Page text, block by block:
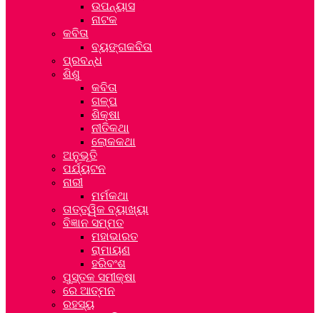
ଉପନ୍ୟାସ
ନାଟକ
କବିତା
ବ୍ୟଙ୍ଗକବିତା
ପ୍ରବନ୍ଧ
ଶିଶୁ
କବିତା
ଗଳ୍ପ
ଶିକ୍ଷା
ନୀତିକଥା
ଲୋକକଥା
ଅନୁଭୂତି
ପର୍ଯ୍ୟଟନ
ନାରୀ
ମର୍ମକଥା
ତାତ୍ତ୍ୱିକ ବ୍ୟାଖ୍ୟା
ବିଜ୍ଞାନ ସମ୍ମତ
ମହାଭାରତ
ରାମାୟଣ
ହରିବଂଶ
ପୁସ୍ତକ ସମୀକ୍ଷା
ରେ ଆତ୍ମନ
ରହସ୍ୟ